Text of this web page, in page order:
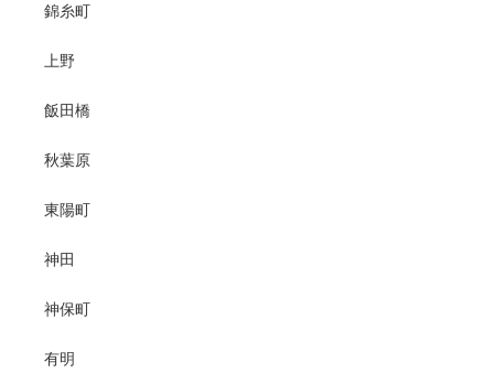
錦糸町
上野
飯田橋
秋葉原
東陽町
神田
神保町
有明